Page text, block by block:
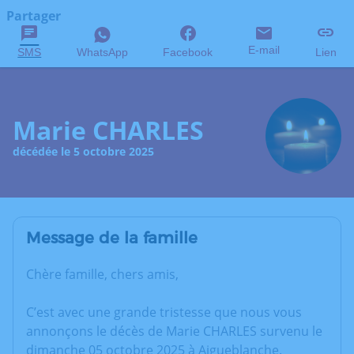
Partager
SMS WhatsApp Facebook E-mail Lien
Marie CHARLES
décédée le 5 octobre 2025
Message de la famille
Chère famille, chers amis,
C’est avec une grande tristesse que nous vous
annonçons le décès de Marie CHARLES survenu le
dimanche 05 octobre 2025 à Aigueblanche.